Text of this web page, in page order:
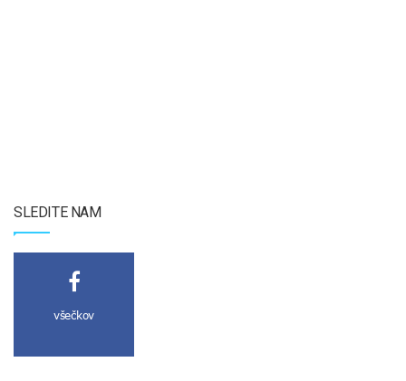
SLEDITE NAM
všečkov